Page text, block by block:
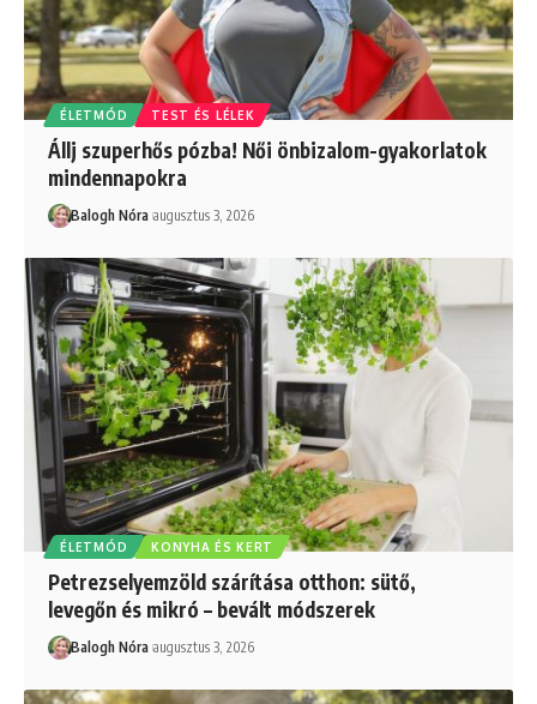
ÉLETMÓD TEST ÉS LÉLEK
Állj szuperhős pózba! Női önbizalom-gyakorlatok
mindennapokra
Balogh Nóra augusztus 3, 2026
ÉLETMÓD KONYHA ÉS KERT
Petrezselyemzöld szárítása otthon: sütő,
levegőn és mikró – bevált módszerek
Balogh Nóra augusztus 3, 2026